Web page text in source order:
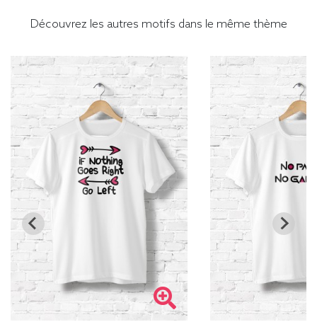
Découvrez les autres motifs dans le même thème